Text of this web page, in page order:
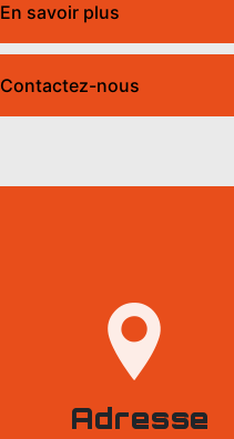
En savoir plus
Contactez-nous
Adresse